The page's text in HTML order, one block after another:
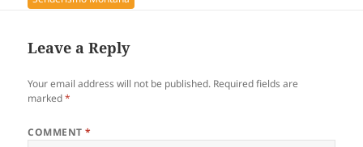
Leave a Reply
Your email address will not be published. Required fields are
marked*
COMMENT*